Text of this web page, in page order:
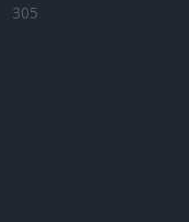
305